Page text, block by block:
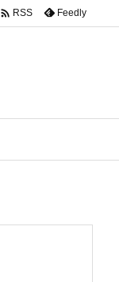
 RSS Feedly